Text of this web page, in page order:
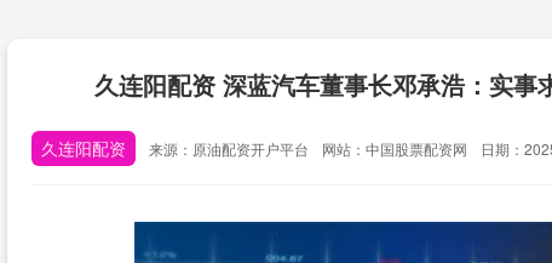
久连阳配资 深蓝汽车董事长邓承浩：实事
久连阳配资 来源：原油配资开户平台 网站：中国股票配资网 日期：